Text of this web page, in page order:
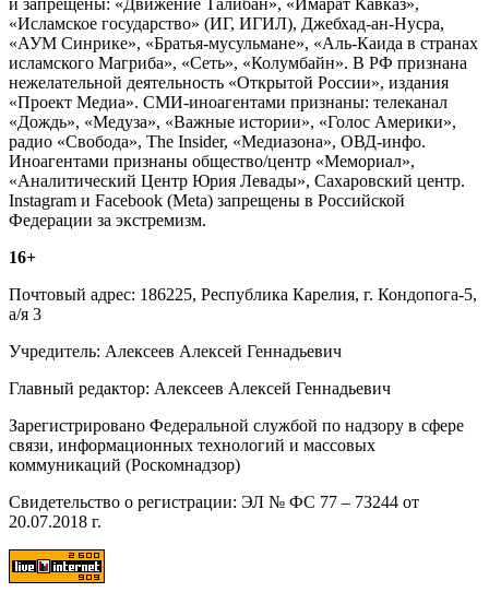
«Исламское государство» (ИГ, ИГИЛ), Джебхад-ан-Нусра,
«АУМ Синрике», «Братья-мусульмане», «Аль-Каида в странах
исламского Магриба», «Сеть», «Колумбайн». В РФ признана
нежелательной деятельность «Открытой России», издания
«Проект Медиа». СМИ-иноагентами признаны: телеканал
«Дождь», «Медуза», «Важные истории», «Голос Америки»,
радио «Свобода», The Insider, «Медиазона», ОВД-инфо.
Иноагентами признаны общество/центр «Мемориал»,
«Аналитический Центр Юрия Левады», Сахаровский центр.
Instagram и Facebook (Metа) запрещены в Российской
Федерации за экстремизм.
16+
Почтовый адрес: 186225, Республика Карелия, г. Кондопога-5,
а/я 3
Учредитель: Алексеев Алексей Геннадьевич
Главный редактор: Алексеев Алексей Геннадьевич
Зарегистрировано Федеральной службой по надзору в сфере
связи, информационных технологий и массовых
коммуникаций (Роскомнадзор)
Свидетельство о регистрации: ЭЛ № ФС 77 – 73244 от
20.07.2018 г.